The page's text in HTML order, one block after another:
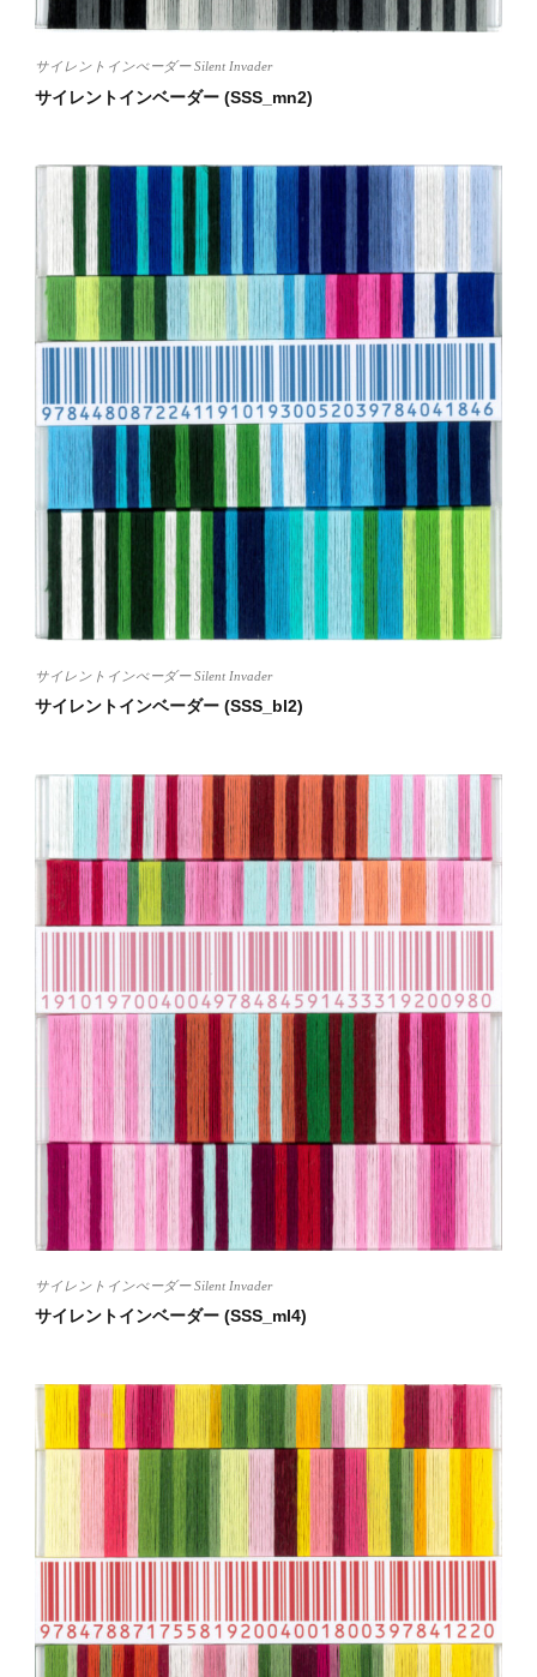
サイレントインべーダー Silent Invader
サイレントインベーダー (SSS_mn2)
サイレントインべーダー Silent Invader
サイレントインベーダー (SSS_bl2)
サイレントインべーダー Silent Invader
サイレントインベーダー (SSS_ml4)